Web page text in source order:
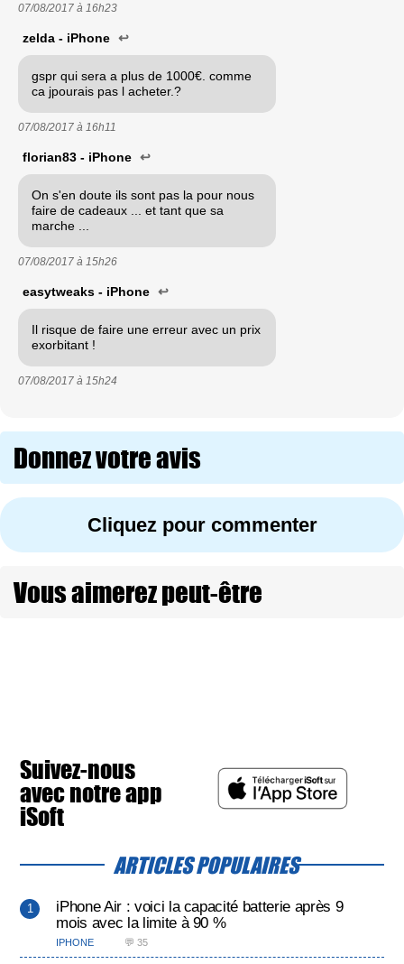
07/08/2017 à 16h23
zelda - iPhone ↩
gspr qui sera a plus de 1000€. comme
ca jpourais pas l acheter.?
07/08/2017 à 16h11
florian83 - iPhone ↩
On s'en doute ils sont pas la pour nous
faire de cadeaux ... et tant que sa
marche ...
07/08/2017 à 15h26
easytweaks - iPhone ↩
Il risque de faire une erreur avec un prix
exorbitant !
07/08/2017 à 15h24
Donnez votre avis
Cliquez pour commenter
Vous aimerez peut-être
Suivez-nous
avec notre app
iSoft
ARTICLES POPULAIRES
iPhone Air : voici la capacité batterie après 9
mois avec la limite à 90 %
IPHONE 💬 35